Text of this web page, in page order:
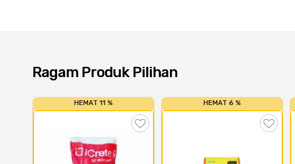
Ragam Produk Pilihan
HEMAT 11 % HEMAT 6 %